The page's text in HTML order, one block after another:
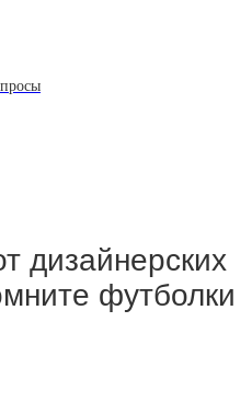
дизайнерских
футболки